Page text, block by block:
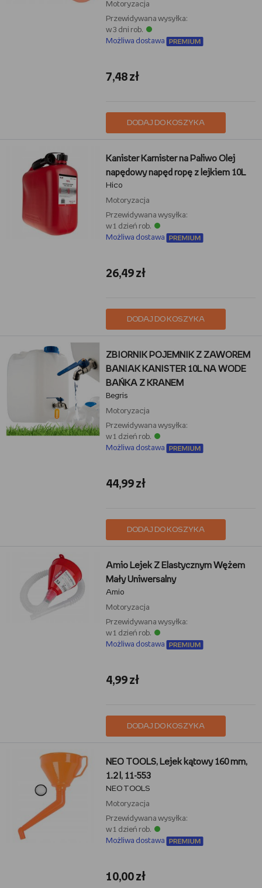
Motoryzacja
Przewidywana wysyłka:
w 3 dni rob.
Możliwa dostawa
7,48 zł
DODAJ DO KOSZYKA
Kanister Karnister na Paliwo Olej
napędowy napęd ropę z lejkiem 10L
Hico
Motoryzacja
Przewidywana wysyłka:
w 1 dzień rob.
Możliwa dostawa
26,49 zł
DODAJ DO KOSZYKA
ZBIORNIK POJEMNIK Z ZAWOREM
BANIAK KANISTER 10L NA WODE
BAŃKA Z KRANEM
Begris
Motoryzacja
Przewidywana wysyłka:
w 1 dzień rob.
Możliwa dostawa
44,99 zł
DODAJ DO KOSZYKA
Amio Lejek Z Elastycznym Wężem
Mały Uniwersalny
Amio
Motoryzacja
Przewidywana wysyłka:
w 1 dzień rob.
Możliwa dostawa
4,99 zł
DODAJ DO KOSZYKA
NEO TOOLS, Lejek kątowy 160 mm,
1.2 l, 11-553
NEO TOOLS
Motoryzacja
Przewidywana wysyłka:
w 1 dzień rob.
Możliwa dostawa
10,00 zł